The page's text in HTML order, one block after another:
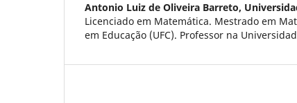
Antonio Luiz de Oliveira Barreto,
Licenciado em Matemática. Mestrado em
em Educação (UFC). Professor na